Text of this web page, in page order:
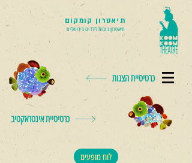
תיאטרון קומקום
תיאטרון בובות לילדים בירושלים
כרטיסיית הצגות
כרטיסיית אינטראקטיב
לוח מופעים